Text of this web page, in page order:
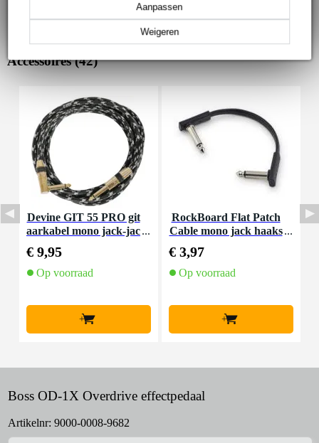
Weigeren
Aanpassen
Accessoires (42)
Devine GIT 55 PRO git
aarkabel mono jack-jac
€ 9,95
Op voorraad
+
RockBoard Flat Patch
Cable mono jack haaks
€ 3,97
Op voorraad
+
Boss OD-1X Overdrive effectpedaal
Artikelnr: 9000-0008-9682